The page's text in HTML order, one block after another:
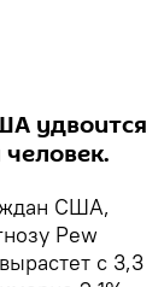
удвоится
США,
Pew
с 3,3